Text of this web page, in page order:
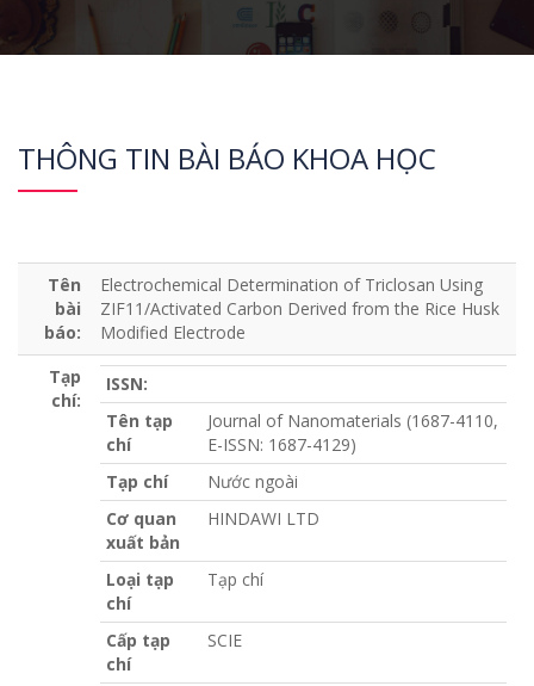
THÔNG TIN BÀI BÁO KHOA HỌC
Tên
bài
báo:
Electrochemical Determination of Triclosan Using
ZIF11/Activated Carbon Derived from the Rice Husk
Modified Electrode
Tạp
chí:
ISSN:
Tên tạp
chí
Journal of Nanomaterials (1687-4110,
E-ISSN: 1687-4129)
Tạp chí
Nước ngoài
Cơ quan
xuất bản
HINDAWI LTD
Loại tạp
chí
Tạp chí
Cấp tạp
chí
SCIE